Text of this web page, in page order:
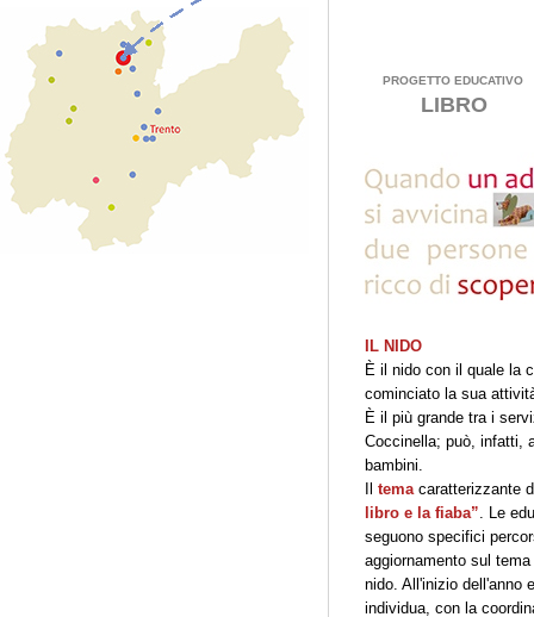
PROGETTO EDUCATIVO
LIBRO
IL NIDO
È il nido con il quale la
cominciato la sua
È il più grande tra i
Coccinella; può, infatti,
bambini.
tema caratterizzante
libro e la fiaba”. Le
seguono specifici
aggiornamento sul
nido. All'inizio dell'anno
individua, con la